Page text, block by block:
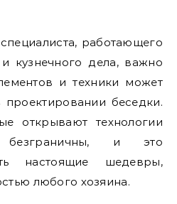
работающего
кузнечного дела, важно
и техники может
беседки.
открывают технологии
безграничны, и это
настоящие шедевры,
любого хозяина.